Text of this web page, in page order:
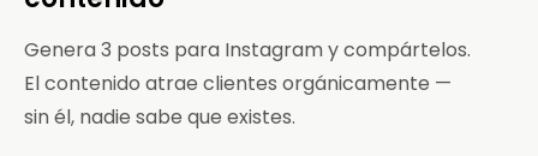
Genera 3 posts para Instagram y compártelos.
El contenido atrae clientes orgánicamente —
sin él, nadie sabe que existes.